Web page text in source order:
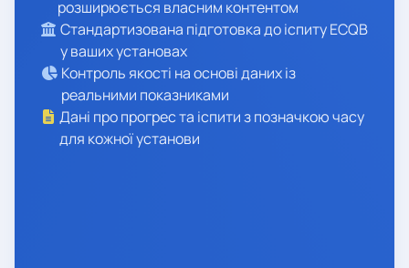
розширюється власним контентом
Стандартизована підготовка до іспиту ECQB
у ваших установах
Контроль якості на основі даних із
реальними показниками
Дані про прогрес та іспити з позначкою часу
для кожної установи